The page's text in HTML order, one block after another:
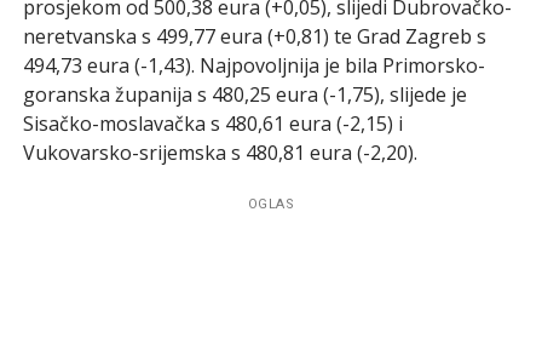
prosjekom od 500,38 eura (+0,05), slijedi Dubrovačko-
neretvanska s 499,77 eura (+0,81) te Grad Zagreb s
494,73 eura (-1,43). Najpovoljnija je bila Primorsko-
goranska županija s 480,25 eura (-1,75), slijede je
Sisačko-moslavačka s 480,61 eura (-2,15) i
Vukovarsko-srijemska s 480,81 eura (-2,20).
OGLAS